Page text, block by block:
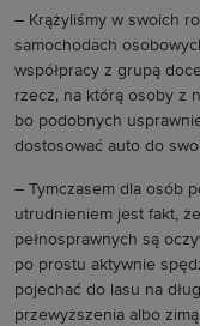
– Krążyliśmy w swoich
samochodach
współpracy z grupą
rzecz, na którą osoby z
bo podobnych
dostosować auto do
– Tymczasem dla osób
utrudnieniem jest fakt,
pełnosprawnych są
po prostu aktywnie
pojechać do lasu na
przewyższenia albo